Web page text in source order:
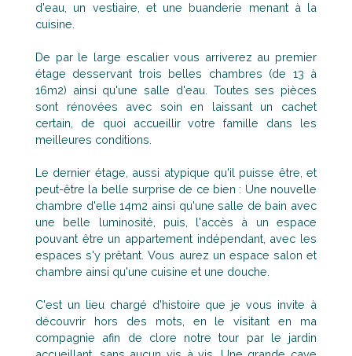
d'eau, un vestiaire, et une buanderie menant à la
cuisine.
De par le large escalier vous arriverez au premier
étage desservant trois belles chambres (de 13 à
16m2) ainsi qu'une salle d'eau. Toutes ses pièces
sont rénovées avec soin en laissant un cachet
certain, de quoi accueillir votre famille dans les
meilleures conditions.
Le dernier étage, aussi atypique qu'il puisse être, et
peut-être la belle surprise de ce bien : Une nouvelle
chambre d'elle 14m2 ainsi qu'une salle de bain avec
une belle luminosité, puis, l'accès à un espace
pouvant être un appartement indépendant, avec les
espaces s'y prêtant. Vous aurez un espace salon et
chambre ainsi qu'une cuisine et une douche.
C'est un lieu chargé d'histoire que je vous invite à
découvrir hors des mots, en le visitant en ma
compagnie afin de clore notre tour par le jardin